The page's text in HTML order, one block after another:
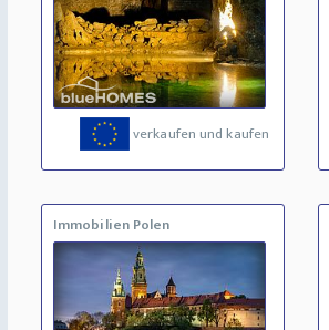
verkaufen und kaufen
Immobilien Polen